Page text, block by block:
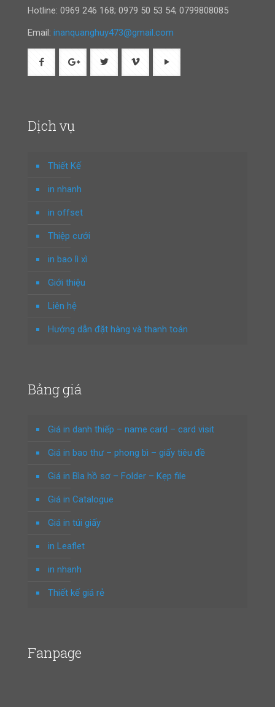
Hotline: 0969 246 168; 0979 50 53 54; 0799808085
Email: inanquanghuy473@gmail.com
Dịch vụ
Thiết Kế
in nhanh
in offset
Thiệp cưới
in bao lì xì
Giới thiệu
Liên hệ
Hướng dẫn đặt hàng và thanh toán
Bảng giá
Giá in danh thiếp – name card – card visit
Giá in bao thư – phong bì – giấy tiêu đề
Giá in Bìa hồ sơ – Folder – Kẹp file
Giá in Catalogue
Giá in túi giấy
in Leaflet
in nhanh
Thiết kế giá rẻ
Fanpage